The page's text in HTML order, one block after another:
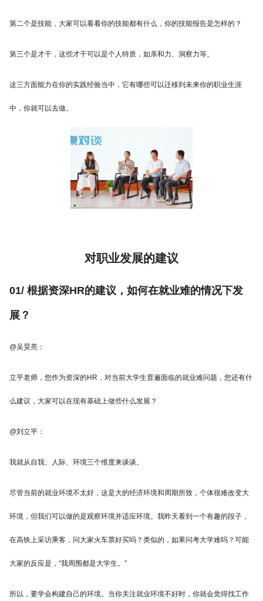
第二个是技能，大家可以看看你的技能都有什么，你的技能报告是怎样的？
第三个是才干，这些才干可以是个人特质，如亲和力、洞察力等。
这三方面能力在你的实践经验当中，它有哪些可以迁移到未来你的职业生涯
中，你就可以去做。
对职业发展的建议
01/ 根据资深HR的建议，如何在就业难的情况下发
展？
@吴昊亮：
立平老师，您作为资深的HR，对当前大学生普遍面临的就业难问题，您还有什
么建议，大家可以在现有基础上做些什么发展？
@刘立平：
我就从自我、人际、环境三个维度来谈谈。
尽管当前的就业环境不太好，这是大的经济环境和周期所致，个体很难改变大
环境，但我们可以做的是观察环境并适应环境。我昨天看到一个有趣的段子，
在高铁上采访乘客，问大家火车票好买吗？类似的，如果问考大学难吗？可能
大家的反应是，“我周围都是大学生。”
所以，要学会构建自己的环境。当你关注就业环境不好时，你就会觉得找工作